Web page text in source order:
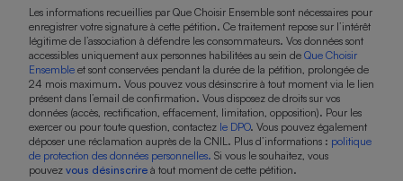
Les informations recueillies par Que Choisir Ensemble sont nécessaires pour
enregistrer votre signature à cette pétition. Ce traitement repose sur l’intérêt
légitime de l’association à défendre les consommateurs. Vos données sont
accessibles uniquement aux personnes habilitées au sein de Que Choisir
Ensemble et sont conservées pendant la durée de la pétition, prolongée de
24 mois maximum. Vous pouvez vous désinscrire à tout moment via le lien
présent dans l’email de confirmation. Vous disposez de droits sur vos
données (accès, rectification, effacement, limitation, opposition). Pour les
exercer ou pour toute question, contactez le DPO. Vous pouvez également
déposer une réclamation auprès de la CNIL. Plus d’informations : politique
de protection des données personnelles. Si vous le souhaitez, vous
pouvez vous désinscrire à tout moment de cette pétition.